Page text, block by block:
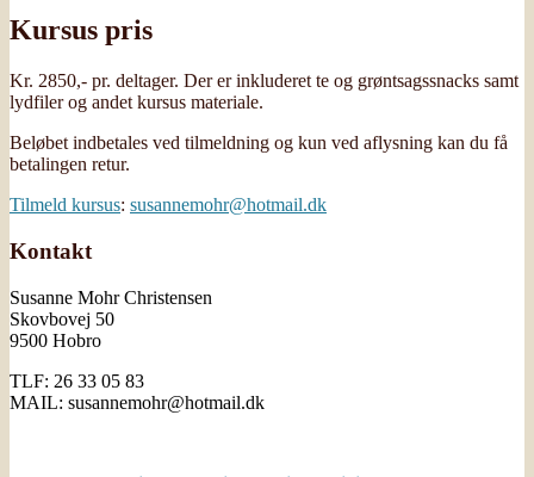
Kursus pris
Kr. 2850,- pr. deltager. Der er inkluderet te og grøntsagssnacks samt
lydfiler og andet kursus materiale.
Beløbet indbetales ved tilmeldning og kun ved aflysning kan du få
betalingen retur.
Tilmeld kursus: susannemohr@hotmail.dk
Kontakt
Susanne Mohr Christensen
Skovbovej 50
9500 Hobro
TLF: 26 33 05 83
MAIL: susannemohr@hotmail.dk